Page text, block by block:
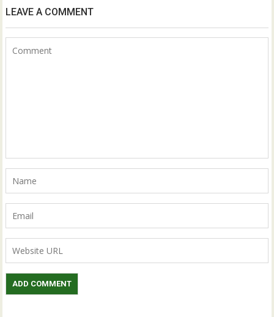
LEAVE A COMMENT